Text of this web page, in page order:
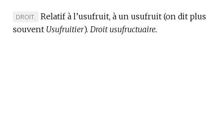
MARQUE
DE
DROIT.
Relatif à l’usufruit, à un usufruit (on dit plus
souvent Usufruitier). Droit usufructuaire.